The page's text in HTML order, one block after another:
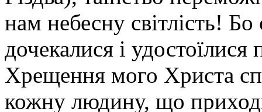
нам небесну світлість!
дочекалися і
Хрещення мого Христа
кожну людину, що